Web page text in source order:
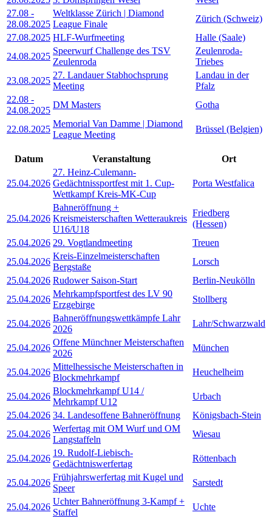
27.08 -
28.08.2025
Weltklasse Zürich | Diamond
League Finale
Zürich (Schweiz)
27.08.2025 HLF-Wurfmeeting
Halle (Saale)
24.08.2025
Speerwurf Challenge des TSV
Zeulenroda
Zeulenroda-
Triebes
23.08.2025
27. Landauer Stabhochsprung
Meeting
Landau in der
Pfalz
22.08 -
24.08.2025
DM Masters Gotha
22.08.2025
Memorial Van Damme | Diamond
League Meeting
Brüssel (Belgien)
Datum Veranstaltung Ort
25.04.2026
27. Heinz-Culemann-
Gedächtnissportfest mit 1. Cup-
Wettkampf Kreis-MK-Cup
Porta Westfalica
25.04.2026
Bahneröffnung +
Kreismeisterschaften Wetteraukreis
U16/U18
Friedberg
(Hessen)
25.04.2026 29. Vogtlandmeeting
Treuen
25.04.2026
Kreis-Einzelmeisterschaften
Bergstaße
Lorsch
25.04.2026 Rudower Saison-Start
Berlin-Neukölln
25.04.2026
Mehrkampfsportfest des LV 90
Erzgebirge
Stollberg
25.04.2026
Bahneröffnungswettkämpfe Lahr
2026
Lahr/Schwarzwald
25.04.2026
Offene Münchner Meisterschaften
2026
München
25.04.2026
Mittelhessische Meisterschaften in
Blockmehrkampf
Heuchelheim
25.04.2026
Blockmehrkampf U14 /
Mehrkampf U12
Urbach
25.04.2026 34. Landesoffene Bahneröffnung
Königsbach-Stein
25.04.2026
Werfertag mit OM Wurf und OM
Langstaffeln
Wiesau
25.04.2026
19. Rudolf-Liebisch-
Gedächtniswerfertag
Röttenbach
25.04.2026
Frühjahrswerfertag mit Kugel und
Speer
Sarstedt
25.04.2026
Uchter Bahneröffnung 3-Kampf +
Staffel
Uchte